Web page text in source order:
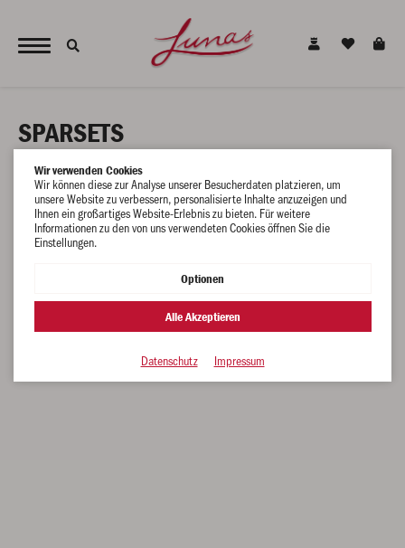
SPARSETS
Leider befinden sich in dieser Kategorie keine Artikel
Wir verwenden Cookies
Wir können diese zur Analyse unserer Besucherdaten platzieren, um
unsere Website zu verbessern, personalisierte Inhalte anzuzeigen und
Ihnen ein großartiges Website-Erlebnis zu bieten. Für weitere
Informationen zu den von uns verwendeten Cookies öffnen Sie die
Einstellungen.
Optionen
Alle Akzeptieren
Datenschutz Impressum